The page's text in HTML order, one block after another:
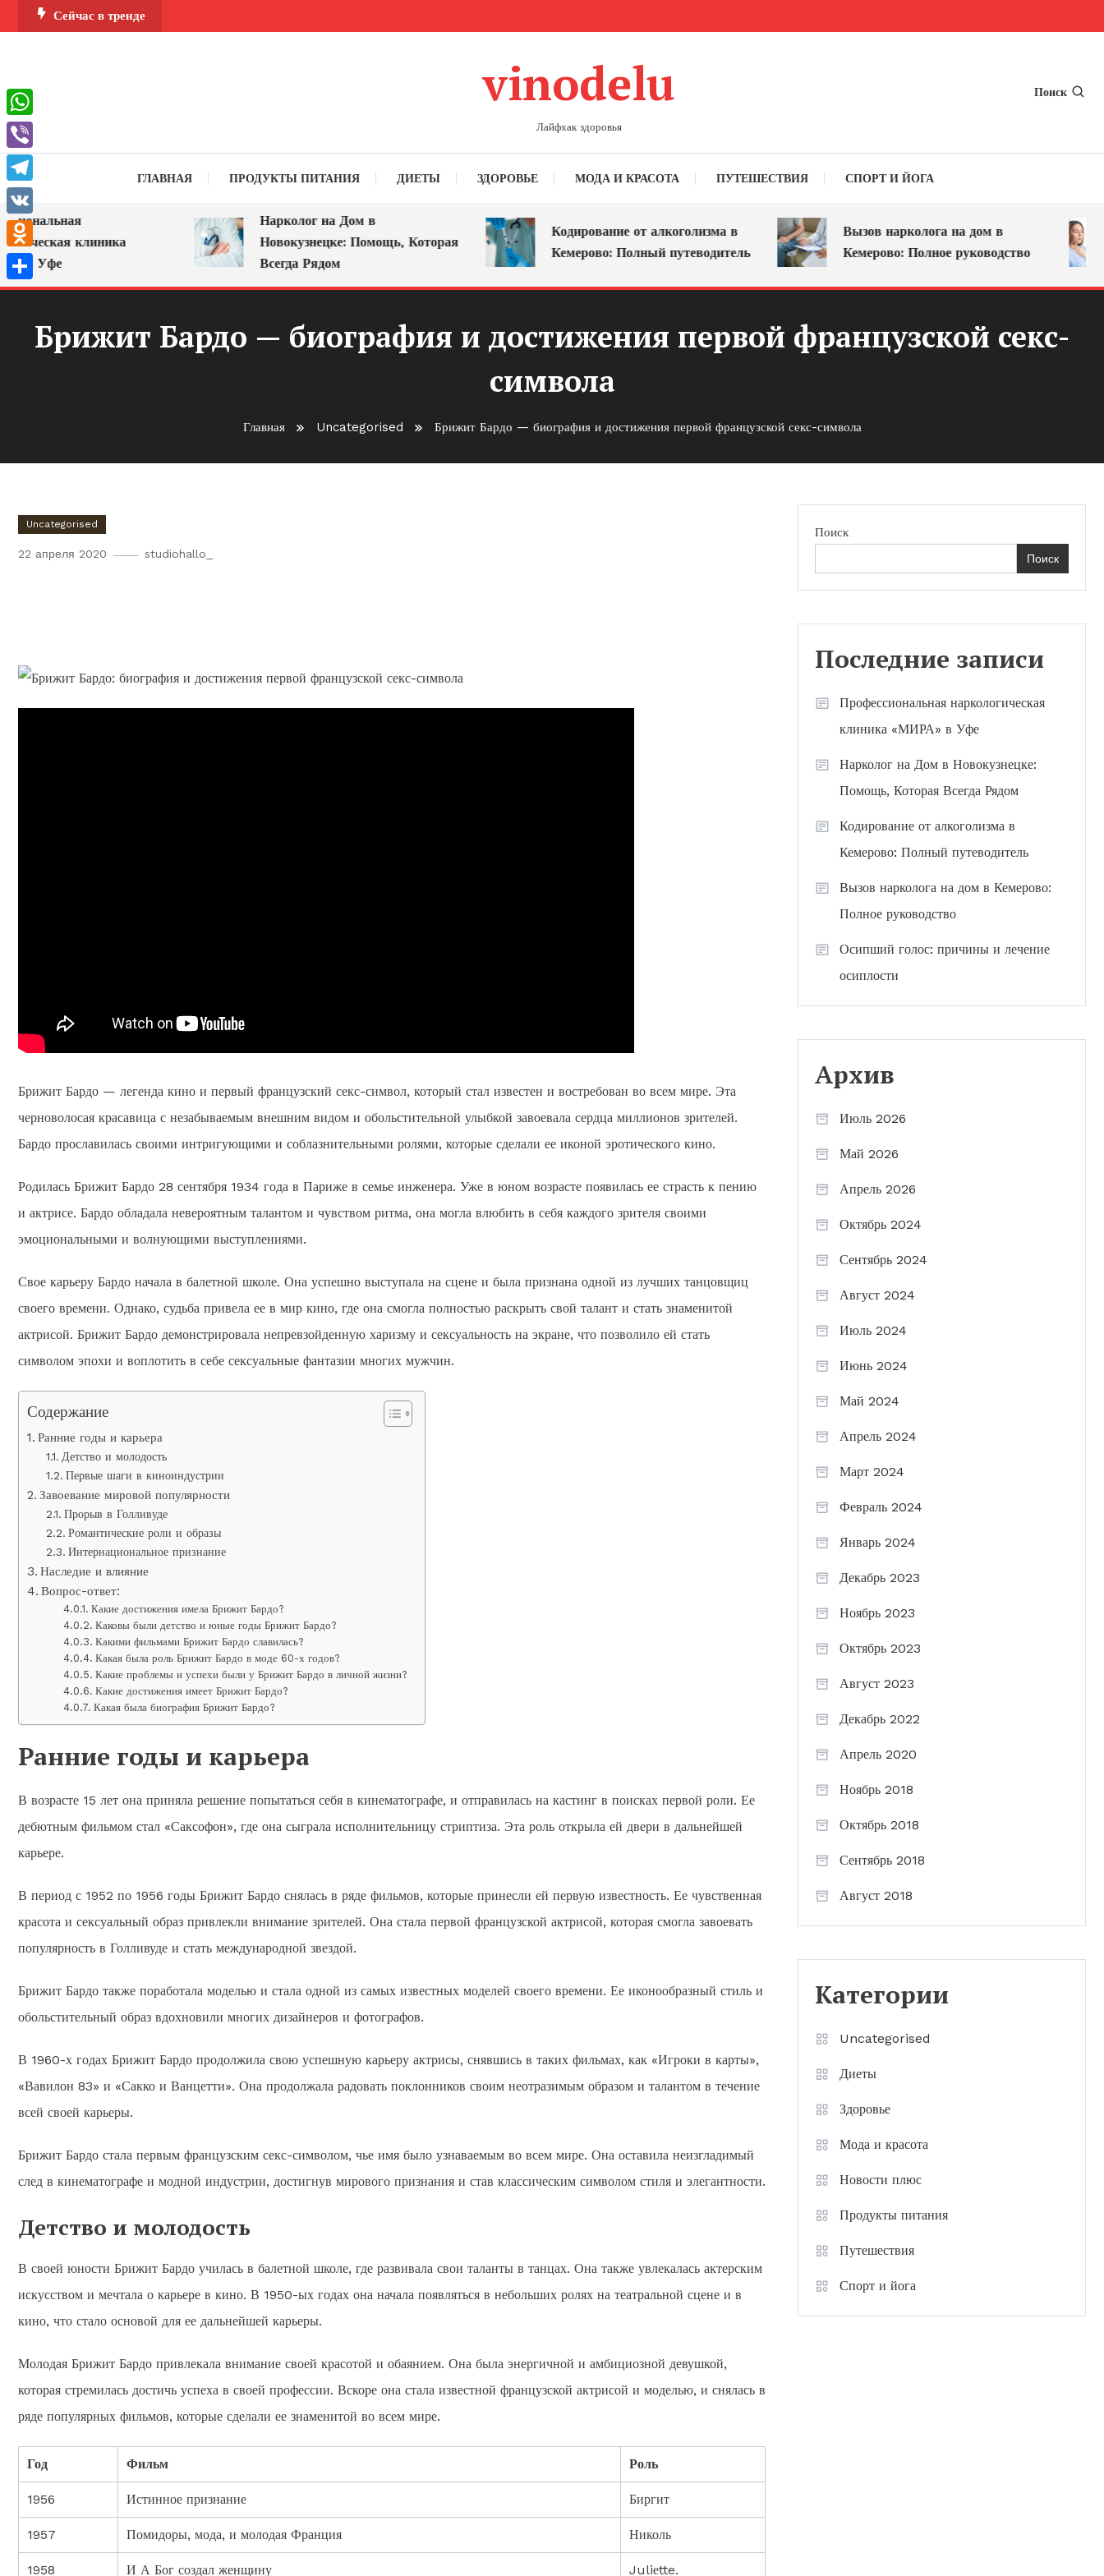
Перейти
к
Сейчас в тренде
vinodelu
Лайфхак здоровья
Поиск
ГЛАВНАЯ ПРОДУКТЫ ПИТАНИЯ ДИЕТЫ ЗДОРОВЬЕ МОДА И КРАСОТА ПУТЕШЕСТВИЯ СПОРТ И ЙОГА
клиника
Уфе
Нарколог на Дом в
Новокузнецке: Помощь, Которая
Всегда Рядом
Кодирование от алкоголизма в
Кемерово: Полный путеводитель
Вызов нарколога на дом в
Кемерово: Полное руководство
Брижит Бардо — биография и достижения первой французской секс-
символа
Главная Uncategorised Брижит Бардо — биография и достижения первой французской секс-символа
Uncategorised
22 апреля 2020 studiohallo_
Брижит Бардо — легенда кино и первый французский секс-символ, который стал известен и востребован во всем мире. Эта
черноволосая красавица с незабываемым внешним видом и обольстительной улыбкой завоевала сердца миллионов зрителей.
Бардо прославилась своими интригующими и соблазнительными ролями, которые сделали ее иконой эротического кино.
Родилась Брижит Бардо 28 сентября 1934 года в Париже в семье инженера. Уже в юном возрасте появилась ее страсть к пению
и актрисе. Бардо обладала невероятным талантом и чувством ритма, она могла влюбить в себя каждого зрителя своими
эмоциональными и волнующими выступлениями.
Свое карьеру Бардо начала в балетной школе. Она успешно выступала на сцене и была признана одной из лучших танцовщиц
своего времени. Однако, судьба привела ее в мир кино, где она смогла полностью раскрыть свой талант и стать знаменитой
актрисой. Брижит Бардо демонстрировала непревзойденную харизму и сексуальность на экране, что позволило ей стать
символом эпохи и воплотить в себе сексуальные фантазии многих мужчин.
Содержание
Ранние годы и карьера
Детство и молодость
Первые шаги в киноиндустрии
Завоевание мировой популярности
Прорыв в Голливуде
Романтические роли и образы
Интернациональное признание
Наследие и влияние
Вопрос-ответ:
Какие достижения имела Брижит Бардо?
Каковы были детство и юные годы Брижит Бардо?
Какими фильмами Брижит Бардо славилась?
Какая была роль Брижит Бардо в моде 60-х годов?
Какие проблемы и успехи были у Брижит Бардо в личной жизни?
Какие достижения имеет Брижит Бардо?
Какая была биография Брижит Бардо?
Ранние годы и карьера
В возрасте 15 лет она приняла решение попытаться себя в кинематографе, и отправилась на кастинг в поисках первой роли. Ее
дебютным фильмом стал «Саксофон», где она сыграла исполнительницу стриптиза. Эта роль открыла ей двери в дальнейшей
карьере.
В период с 1952 по 1956 годы Брижит Бардо снялась в ряде фильмов, которые принесли ей первую известность. Ее чувственная
красота и сексуальный образ привлекли внимание зрителей. Она стала первой французской актрисой, которая смогла завоевать
популярность в Голливуде и стать международной звездой.
Брижит Бардо также поработала моделью и стала одной из самых известных моделей своего времени. Ее иконообразный стиль и
обольстительный образ вдохновили многих дизайнеров и фотографов.
В 1960-х годах Брижит Бардо продолжила свою успешную карьеру актрисы, снявшись в таких фильмах, как «Игроки в карты»,
«Вавилон 83» и «Сакко и Ванцетти». Она продолжала радовать поклонников своим неотразимым образом и талантом в течение
всей своей карьеры.
Брижит Бардо стала первым французским секс-символом, чье имя было узнаваемым во всем мире. Она оставила неизгладимый
след в кинематографе и модной индустрии, достигнув мирового признания и став классическим символом стиля и элегантности.
Детство и молодость
В своей юности Брижит Бардо училась в балетной школе, где развивала свои таланты в танцах. Она также увлекалась актерским
искусством и мечтала о карьере в кино. В 1950-ых годах она начала появляться в небольших ролях на театральной сцене и в
кино, что стало основой для ее дальнейшей карьеры.
Молодая Брижит Бардо привлекала внимание своей красотой и обаянием. Она была энергичной и амбициозной девушкой,
которая стремилась достичь успеха в своей профессии. Вскоре она стала известной французской актрисой и моделью, и снялась в
ряде популярных фильмов, которые сделали ее знаменитой во всем мире.
Год Фильм Роль
1956 Истинное признание Биргит
1957 Помидоры, мода, и молодая Франция Николь
1958 И А Бог создал женщину Juliеtte.
Поиск
Поиск
Последние записи
Профессиональная наркологическая
клиника «МИРА» в Уфе
Нарколог на Дом в Новокузнецке:
Помощь, Которая Всегда Рядом
Кодирование от алкоголизма в
Кемерово: Полный путеводитель
Вызов нарколога на дом в Кемерово:
Полное руководство
Осипший голос: причины и лечение
осиплости
Архив
Июль 2026
Май 2026
Апрель 2026
Октябрь 2024
Сентябрь 2024
Август 2024
Июль 2024
Июнь 2024
Май 2024
Апрель 2024
Март 2024
Февраль 2024
Январь 2024
Декабрь 2023
Ноябрь 2023
Октябрь 2023
Август 2023
Декабрь 2022
Апрель 2020
Ноябрь 2018
Октябрь 2018
Сентябрь 2018
Август 2018
Категории
Uncategorised
Диеты
Здоровье
Мода и красота
Новости плюс
Продукты питания
Путешествия
Спорт и йога
WhatsApp
Viber
Telegram
VK
Odnoklassniki
Отправить